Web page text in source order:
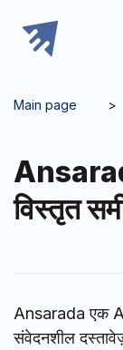
Main page >
विस्तृत
Ansarada एक
संवेदनशील